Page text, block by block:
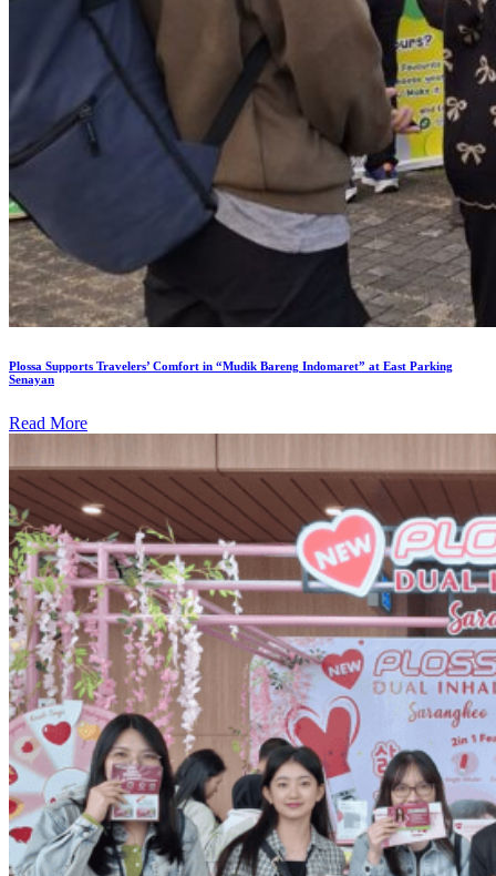
Plossa Supports Travelers’ Comfort in “Mudik Bareng Indomaret” at East Parking
Senayan
Read More